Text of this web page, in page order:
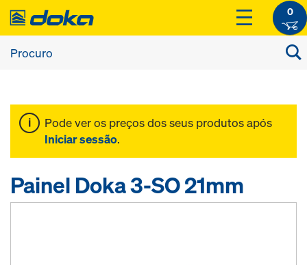
0
Pode ver os preços dos seus produtos após
Iniciar sessão.
Painel Doka 3-SO 21mm